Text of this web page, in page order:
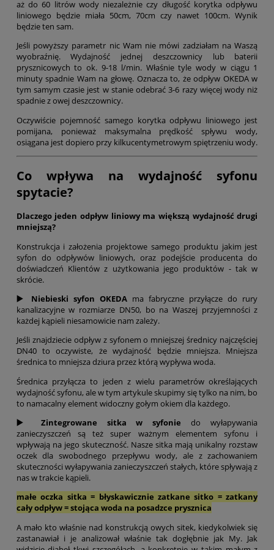
aż do 60 litrów wody niezależnie czy długość korytka odpływu
liniowego będzie miała 50cm, 70cm czy nawet 100cm. Wynik
będzie ten sam.
Jeśli powyższy parametr nic Wam nie mówi zadziałam na Waszą
wyobraźnię. Wydajność jednej deszczownicy lub baterii
prysznicowych to ok. 9-18 l/min. Właśnie tyle wody w ciągu 1
minuty spadnie Wam na głowę. Oznacza to, że odpływ OKEDA w
tym samym czasie jest w stanie odebrać 3-6 razy więcej wody niż
spadnie z owej deszczownicy.
Oczywiście pojemność samego korytka odpływu liniowego jest
pomijana, ponieważ maksymalna prędkość spływu wody,
osiągana jest dopiero przy kilkucentymetrowym spiętrzeniu wody.
Co wpływa na wydajność syfonu
spytacie?
Dlaczego jeden odpływ liniowy ma większą wydajność drugi
mniejszą?
Konstrukcja i założenia projektowe samego produktu jakim jest
syfon do odpływów liniowych, oraz podejście producenta do
doświadczeń Klientów z użytkowania jego produktów - tak w
skrócie.
▶️ Niebieski syfon OKEDAma fabryczne przyłącze do rury
kanalizacyjne w rozmiarze DN50, bo na Waszej przyjemności z
każdej kąpieli niesamowicie nam zależy.
Jeśli znajdziecie odpływ z syfonem o mniejszej średnicy najczęściej
DN40 to oczywiste, że wydajność będzie mniejsza. Mniejsza
średnica to mniejsza dziura przez którą wypływa woda.
Średnica przyłącza to jeden z wielu parametrów określających
wydajność syfonu, ale w tym artykule skupimy się tylko na nim, bo
to namacalny element widoczny gołym okiem dla każdego.
▶️ Zintegrowane sitka w syfoniedo wyłapywania
zanieczyszczeń są też super ważnym elementem syfonu i
wpływają na jego skuteczność. Nasze sitka mają unikalny rozstaw
oczek dla swobodnego przepływu wody, ale z zachowaniem
skuteczności wyłapywania zanieczyszczeń stałych, które spływają z
nas w trakcie kąpieli.
małe oczka sitka = błyskawicznie zatkane sitko = zatkany
cały odpływ = stojąca woda na posadzce prysznica
A mało kto właśnie nad konstrukcją owych sitek, kiedykolwiek się
zastanawiał i je analizował właśnie tak dogłębnie jak My. Jak